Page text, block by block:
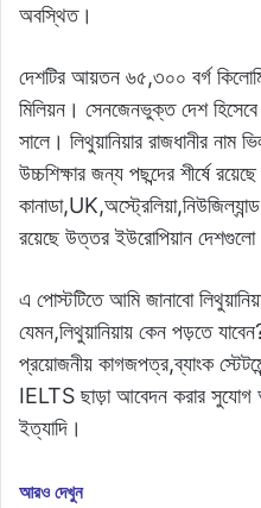
অবস্থিত।
দেশটির আয়তন ৬৫,৩০০ বর্গ
মিলিয়ন। সেনজেনভুক্ত দেশ
সালে। লিথুয়ানিয়ার রাজধানীর নাম
উচ্চশিক্ষার জন্য পছন্দের শীর্ষে
রয়েছে উত্তর ইউরোপিয়ান
এ পোস্টটিতে আমি জানাবো
যেমন,লিথুয়ানিয়ায় কেন পড়তে
প্রয়োজনীয় কাগজপত্র,ব্যাংক
IELTS ছাড়া আবেদন করার সুযোগ
ইত্যাদি।
আরও দেখুন